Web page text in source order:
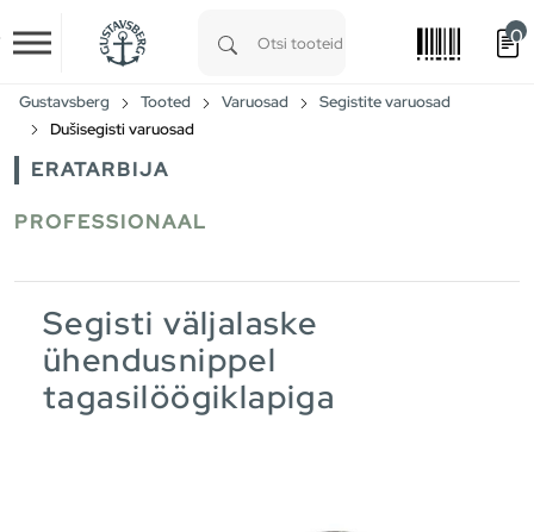
Skip to main content
0
Gustavsberg Tooted Varuosad
Segistite varuosad
Dušisegisti varuosad
ERATARBIJA
PROFESSIONAAL
Segisti väljalaske
ühendusnippel
tagasilöögiklapiga